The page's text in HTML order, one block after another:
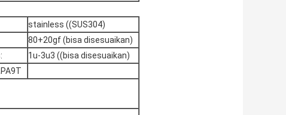
stainless ((SUS304)
80+20gf (bisa disesuaikan)
1u-3u3 ((bisa disesuaikan)